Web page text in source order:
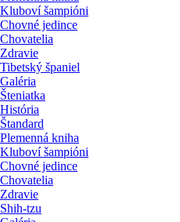
Kluboví šampióni
Chovné jedince
Chovatelia
Zdravie
Tibetský španiel
Galéria
Šteniatka
História
Štandard
Plemenná kniha
Kluboví šampióni
Chovné jedince
Chovatelia
Zdravie
Shih-tzu